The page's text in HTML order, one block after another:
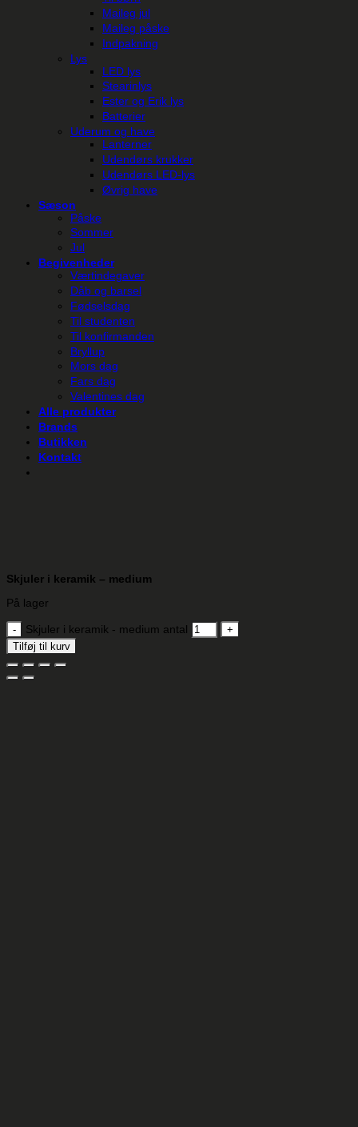
Maileg jul
Maileg påske
Indpakning
Lys
LED lys
Stearinlys
Ester og Erik lys
Batterier
Uderum og have
Lanterner
Udendørs krukker
Udendørs LED-lys
Øvrig have
Sæson
Påske
Sommer
Jul
Begivenheder
Værtindegaver
Dåb og barsel
Fødselsdag
Til studenten
Til konfirmanden
Bryllup
Mors dag
Fars dag
Valentines dag
Alle produkter
Brands
Butikken
Kontakt
Skjuler i keramik – medium
På lager
Skjuler i keramik - medium antal
Tilføj til kurv